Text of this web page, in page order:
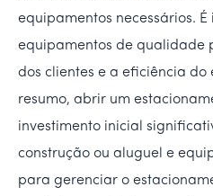
equipamentos necessários.
equipamentos de qualidade
dos clientes e a eficiência do
resumo, abrir um
investimento inicial
construção ou aluguel e
para gerenciar o